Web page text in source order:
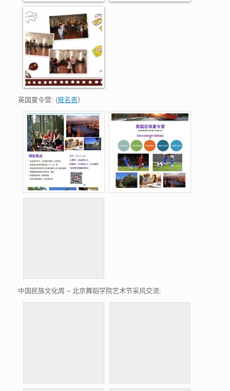
英国夏令营: (报名表）
中国民族文化周 –北京舞蹈学院艺术节采风交流: